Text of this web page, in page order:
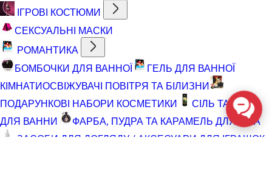
ІГРОВІ КОСТЮМИ
СЕКСУАЛЬНІ МАСКИ
РОМАНТИКА
БОМБОЧКИ ДЛЯ ВАННОЇ
ГЕЛЬ ДЛЯ ВАННОЇ
КІМНАТИОСВІЖУВАЧІ ПОВІТРЯ ТА БІЛИЗНИ
ПОДАРУНКОВІ НАБОРИ КОСМЕТИКИ
СІЛЬ ТА ПІНА
ДЛЯ ВАННИ
ФАРБА, ПУДРА ТА КАРАМЕЛЬ ДЛЯ ТІЛА
ЗАСОБИ ДЛЯ ДОГЛЯДУ / АКСЕСУАРИ ДЛЯ ІГРАШОК